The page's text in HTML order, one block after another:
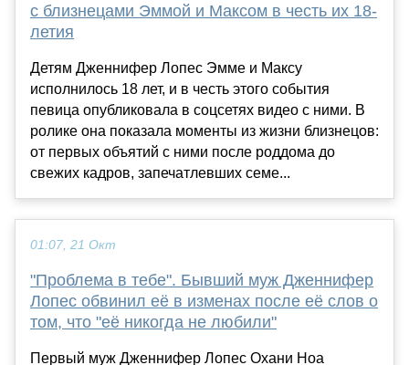
с близнецами Эммой и Максом в честь их 18-
летия
Детям Дженнифер Лопес Эмме и Максу
исполнилось 18 лет, и в честь этого события
певица опубликовала в соцсетях видео с ними. В
ролике она показала моменты из жизни близнецов:
от первых объятий с ними после роддома до
свежих кадров, запечатлевших семе...
01:07, 21 Окт
"Проблема в тебе". Бывший муж Дженнифер
Лопес обвинил её в изменах после её слов о
том, что "её никогда не любили"
Первый муж Дженнифер Лопес Охани Ноа